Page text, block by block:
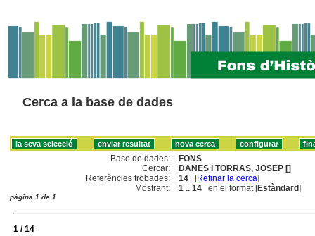
Cerca a la base de dades
Base de dades:
FONS
Cercar:
DANES I TORRAS, JOSEP []
Referències trobades:
14 [Refinar la cerca]
Mostrant:
1 .. 14 en el format [Estàndard]
pàgina 1 de 1
1 / 14